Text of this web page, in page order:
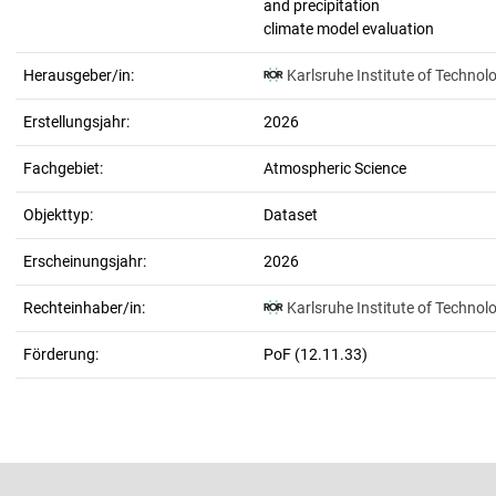
and precipitation
climate model evaluation
Herausgeber/in: Karlsruhe Institute of
Erstellungsjahr: 2026
Fachgebiet: Atmospheric Science
Objekttyp: Dataset
Erscheinungsjahr: 2026
Rechteinhaber/in: Karlsruhe Institute of
Förderung: PoF (12.11.33)